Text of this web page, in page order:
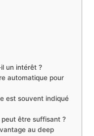
un intérêt ?
automatique pour
est souvent indiqué
être suffisant ?
au deep